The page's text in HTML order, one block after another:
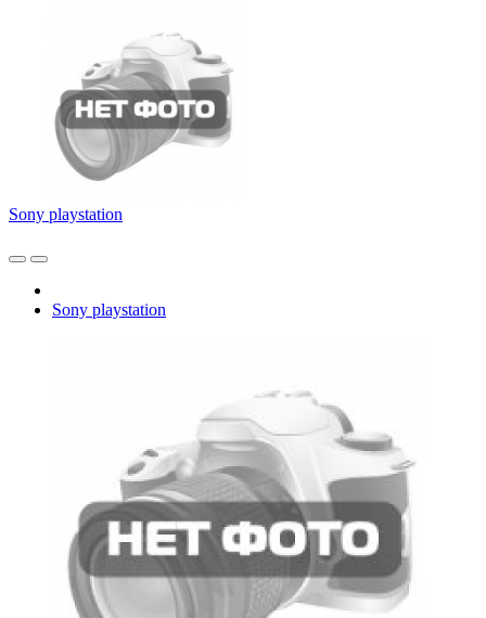
Sony playstation
Sony playstation